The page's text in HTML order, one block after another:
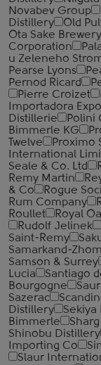
Novabev Group
Distillery
Old
Ota Sake Brewery
Corporation
u Zeleneho
Pearse Lyons
Pernod Ricard
Pierre Croizet
Importadora
Distillerie
Polini
Bimmerle KG
Twelve
Proximo
International
Seale & Co. Ltd
Remy Martin
& Co
Rogue
Rum Company
Roullet
Royal
Rudolf Jelinek
Saint-Remy
Samarkand-
Samson & Surrey
Lucia
Santiago
Bourgogne
Sazerac
Distillery
Sekiya
Bimmerle
Shinobu Distillery
Importing Co
Slaur